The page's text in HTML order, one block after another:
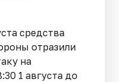
средства
отразили
на
1 августа до